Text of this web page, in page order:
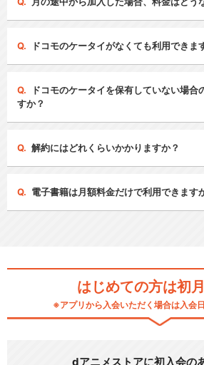
ドコモのケータイがなくても利用できま
ドコモのケータイを保有していない場合
すか？
解約にはどれくらいかかりますか？
電子書籍は月額料金だけで利用できます
はじめての方は初
※アプリから入会いただく場合は入会
dアニメストアに初入会の